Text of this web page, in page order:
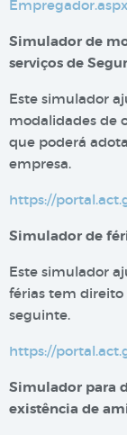
Empregador.aspx
Simula​dor de
serviços de
​Este simulador
modalidades de
que poderá
empresa.
https://
Simulador de
Este simulador
férias tem direito
seguinte.
https://
Simulador para
existência de